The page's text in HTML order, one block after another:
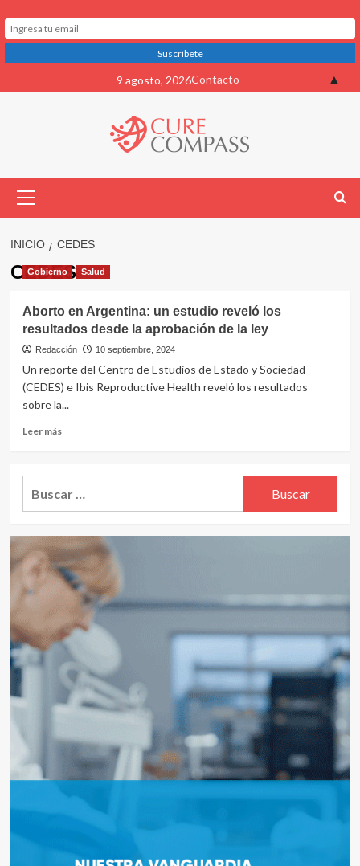
al
9 agosto, 2026Contacto
primario
INICIO CEDES
CEDES
Gobierno Salud
Aborto en Argentina: un estudio reveló los
resultados desde la aprobación de la ley
Redacción 10 septiembre, 2024
Un reporte del Centro de Estudios de Estado y Sociedad
(CEDES) e Ibis Reproductive Health reveló los resultados
sobre la...
Leer másLeer
Aborto
en
estudio
reveló
los
resultados
desde
la
aprobación
de
ley
▲